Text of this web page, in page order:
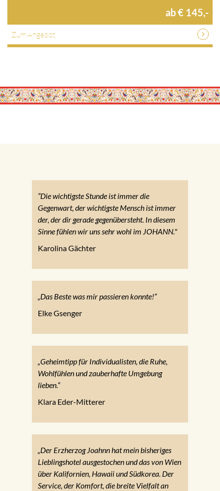
ab € 145,-
Zum Angebot
“Die wichtigste Stunde ist immer die
Gegenwart, der wichtigste Mensch ist immer
der, der dir gerade gegenübersteht. In diesem
Sinne fühlen wir uns sehr wohl im JOHANN."
Karolina Gächter
„Das Beste was mir passieren konnte!“
Elke Gsenger
„Geheimtipp für Individualisten, die Ruhe,
Wohlfühlen und zauberhafte Umgebung
lieben.“
Klara Eder-Mitterer
„Der Erzherzog Joahnn hat mein bisheriges
Lieblingshotel ausgestochen und das von Wien
über Kalifornien, Hawaii und Südkorea. Der
Service, der Komfort, die breite Vielfalt an